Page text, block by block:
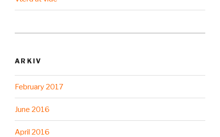
ARKIV
February 2017
June 2016
April 2016